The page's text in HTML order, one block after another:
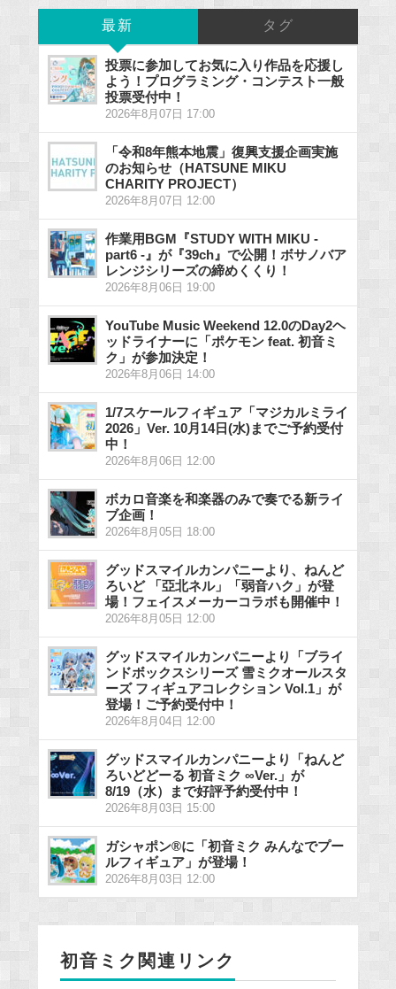
最新 タグ
投票に参加してお気に入り作品を応援し
よう！プログラミング・コンテスト一般
投票受付中！
2026年8月07日 17:00
「令和8年熊本地震」復興支援企画実施
のお知らせ（HATSUNE MIKU
CHARITY PROJECT）
2026年8月07日 12:00
作業用BGM『STUDY WITH MIKU -
part6 -』が『39ch』で公開！ボサノバア
レンジシリーズの締めくくり！
2026年8月06日 19:00
YouTube Music Weekend 12.0のDay2ヘ
ッドライナーに「ポケモン feat. 初音ミ
ク」が参加決定！
2026年8月06日 14:00
1/7スケールフィギュア「マジカルミライ
2026」Ver. 10月14日(水)までご予約受付
中！
2026年8月06日 12:00
ボカロ音楽を和楽器のみで奏でる新ライ
ブ企画！
2026年8月05日 18:00
グッドスマイルカンパニーより、ねんど
ろいど 「亞北ネル」「弱音ハク」が登
場！フェイスメーカーコラボも開催中！
2026年8月05日 12:00
グッドスマイルカンパニーより「ブライ
ンドボックスシリーズ 雪ミクオールスタ
ーズ フィギュアコレクション Vol.1」が
登場！ご予約受付中！
2026年8月04日 12:00
グッドスマイルカンパニーより「ねんど
ろいどどーる 初音ミク ∞Ver.」が
8/19（水）まで好評予約受付中！
2026年8月03日 15:00
ガシャポン®に「初音ミク みんなでプー
ルフィギュア」が登場！
2026年8月03日 12:00
初音ミク関連リンク